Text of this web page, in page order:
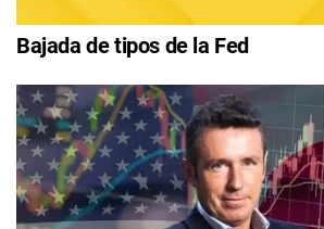
Bajada de tipos de la Fed